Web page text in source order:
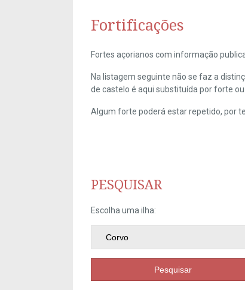
Fortificações
Fortes açorianos com informação
Na listagem seguinte não se faz a
de castelo é aqui substituída por forte
Algum forte poderá estar repetido, por
PESQUISAR
Escolha uma ilha:
Pesquisar